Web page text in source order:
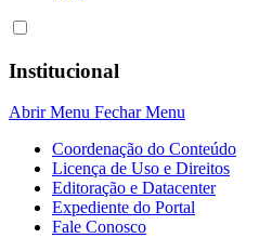
Institucional
Abrir Menu Fechar Menu
Coordenação do Conteúdo
Licença de Uso e Direitos
Editoração e Datacenter
Expediente do Portal
Fale Conosco